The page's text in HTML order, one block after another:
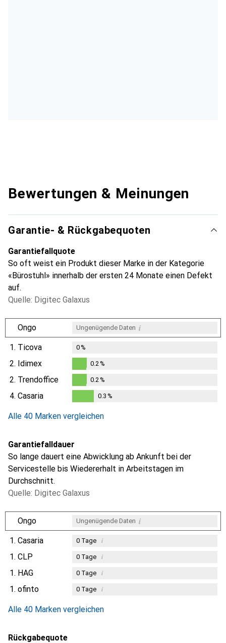
Bewertungen & Meinungen
Garantie- & Rückgabequoten
Garantiefallquote
So oft weist ein Produkt dieser Marke in der Kategorie
«Bürostuhl» innerhalb der ersten 24 Monate einen Defekt
auf.
Quelle: Digitec Galaxus
Ongo Ungenügende Daten i
1. Ticova 0%
2. Idimex
0.2%
0.2 %
2. Trendoffice
0.2%
0.2 %
4. Casaria 0.3 %
Alle 40 Marken vergleichen
Garantiefalldauer
So lange dauert eine Abwicklung ab Ankunft bei der
Servicestelle bis Wiedererhalt in Arbeitstagen im
Durchschnitt.
Quelle: Digitec Galaxus
Ongo Ungenügende Daten i
1. Casaria 0Tage i
1. CLP 0Tage i
1. HAG 0Tage i
1. ofinto 0Tage i
Alle 40 Marken vergleichen
Rückgabequote